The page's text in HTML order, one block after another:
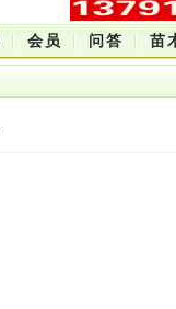
会员 问答 苗